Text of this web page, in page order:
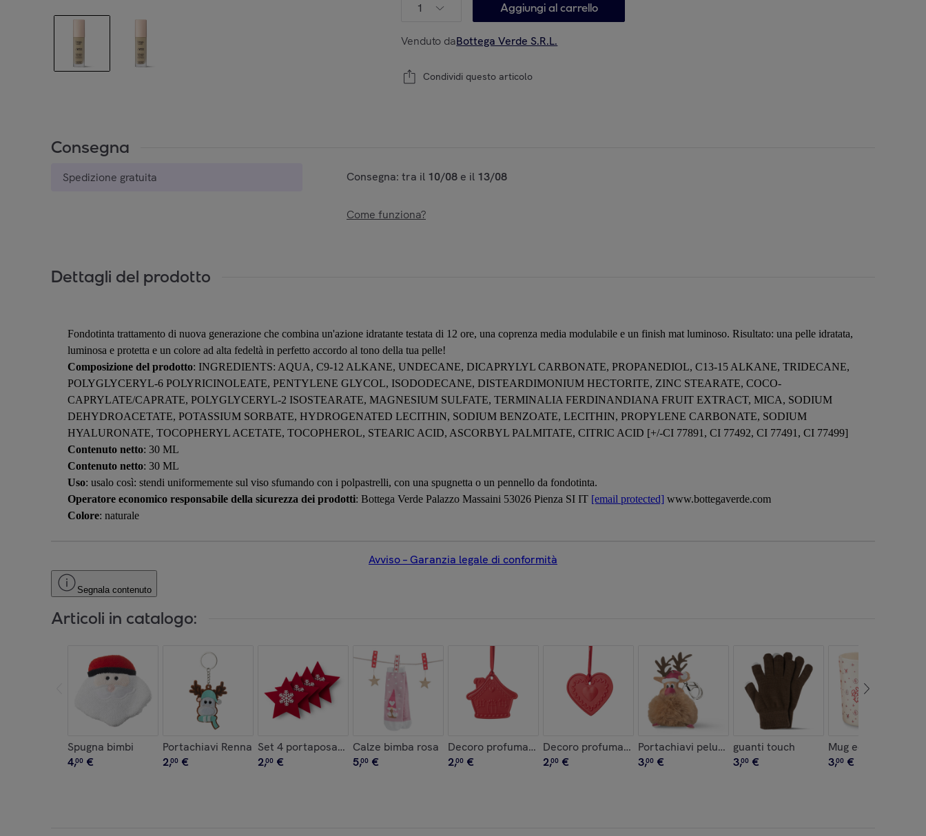
1 Aggiungi al carrello
Venduto daBottega Verde S.R.L.
Condividi questo articolo
Consegna
Spedizione gratuita Consegna: tra il 10/08 e il 13/08
Come funziona?
Dettagli del prodotto
Fondotinta trattamento di nuova generazione che combina un'azione idratante testata di 12 ore, una coprenza media modulabile e un finish mat luminoso. Risultato: una pelle idratata,
luminosa e protetta e un colore ad alta fedeltà in perfetto accordo al tono della tua pelle!
Composizione del prodotto: INGREDIENTS: AQUA, C9-12 ALKANE, UNDECANE, DICAPRYLYL CARBONATE, PROPANEDIOL, C13-15 ALKANE, TRIDECANE,
POLYGLYCERYL-6 POLYRICINOLEATE, PENTYLENE GLYCOL, ISODODECANE, DISTEARDIMONIUM HECTORITE, ZINC STEARATE, COCO-
CAPRYLATE/CAPRATE, POLYGLYCERYL-2 ISOSTEARATE, MAGNESIUM SULFATE, TERMINALIA FERDINANDIANA FRUIT EXTRACT, MICA, SODIUM
DEHYDROACETATE, POTASSIUM SORBATE, HYDROGENATED LECITHIN, SODIUM BENZOATE, LECITHIN, PROPYLENE CARBONATE, SODIUM
HYALURONATE, TOCOPHERYL ACETATE, TOCOPHEROL, STEARIC ACID, ASCORBYL PALMITATE, CITRIC ACID [+/-CI 77891, CI 77492, CI 77491, CI 77499]
Contenuto netto: 30 ML
Contenuto netto: 30 ML
Uso: usalo così: stendi uniformemente sul viso sfumando con i polpastrelli, con una spugnetta o un pennello da fondotinta.
Operatore economico responsabile della sicurezza dei prodotti: Bottega Verde Palazzo Massaini 53026 Pienza SI IT [email protected] www.bottegaverde.com
Colore: naturale
Avviso – Garanzia legale di conformità
Segnala contenuto
Articoli in catalogo:
Spugna bimbi
4,00 €
Portachiavi Renna
2,00 €
Set 4 portaposate
2,00 €
Calze bimba rosa
5,00 €
Decoro profumato - casa
2,00 €
Decoro profumato - cuore
2,00 €
Portachiavi peluche
3,00 €
guanti touch
3,00 €
Mug ecofriendly
3,00 €